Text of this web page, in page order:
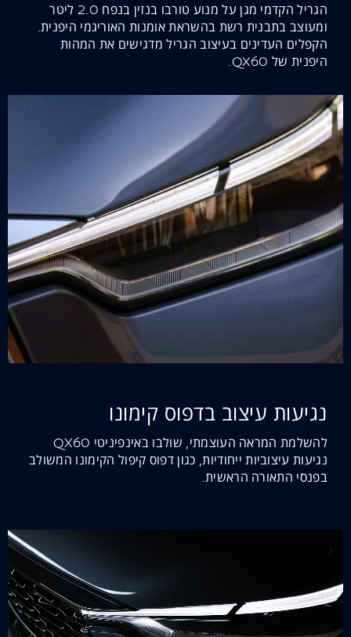
הגריל הקדמי מגן על מנוע טורבו בנזין בנפח 2.0 ליטר
ומעוצב בתבנית רשת בהשראת אומנות האוריגמי היפנית.
הקפלים העדינים בעיצוב הגריל מדגישים את המהות
היפנית של QX60.
נגיעות עיצוב בדפוס קימונו
להשלמת המראה העוצמתי, שולבו באינפיניטי QX60
נגיעות עיצוביות ייחודיות, כגון דפוס קיפול הקימונו המשולב
בפנסי התאורה הראשית.